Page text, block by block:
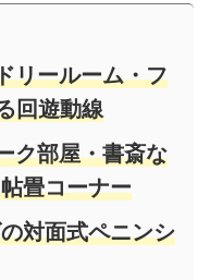
リールーム・フ
回遊動線
ク部屋・書斎な
畳コーナー
対面式ペニンシ